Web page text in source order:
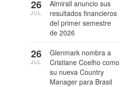
Almirall anuncio sus
resultados financieros
del primer semestre
de 2026
26
JUL
Glenmark nombra a
Cristiane Coelho como
su nueva Country
Manager para Brasil
26
JUL